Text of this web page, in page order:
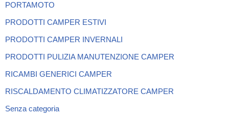
PORTAMOTO
PRODOTTI CAMPER ESTIVI
PRODOTTI CAMPER INVERNALI
PRODOTTI PULIZIA MANUTENZIONE CAMPER
RICAMBI GENERICI CAMPER
RISCALDAMENTO CLIMATIZZATORE CAMPER
Senza categoria